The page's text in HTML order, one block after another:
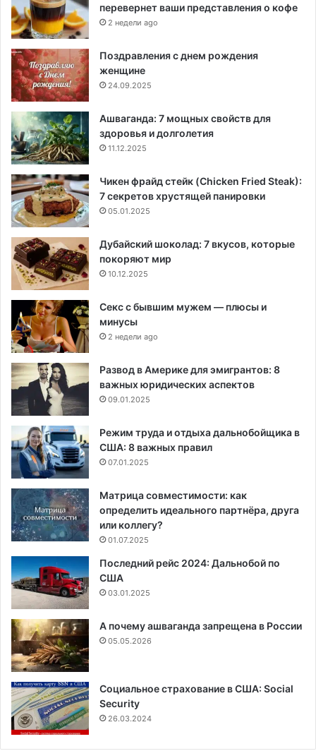
перевернет ваши представления о кофе
2 недели ago
Поздравления с днем рождения
женщине
24.09.2025
Ашваганда: 7 мощных свойств для
здоровья и долголетия
11.12.2025
Чикен фрайд стейк (Chicken Fried Steak):
7 секретов хрустящей панировки
05.01.2025
Дубайский шоколад: 7 вкусов, которые
покоряют мир
10.12.2025
Секс с бывшим мужем — плюсы и
минусы
2 недели ago
Развод в Америке для эмигрантов: 8
важных юридических аспектов
09.01.2025
Режим труда и отдыха дальнобойщика в
США: 8 важных правил
07.01.2025
Матрица совместимости: как
определить идеального партнёра, друга
или коллегу?
01.07.2025
Последний рейс 2024: Дальнобой по
США
03.01.2025
А почему ашваганда запрещена в России
05.05.2026
Социальное страхование в США: Social
Security
26.03.2024